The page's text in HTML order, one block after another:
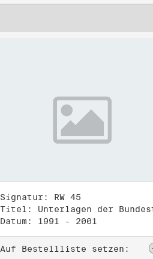
Signatur: RW 45
Datum: 1991 - 2001
Auf Bestellliste setzen: